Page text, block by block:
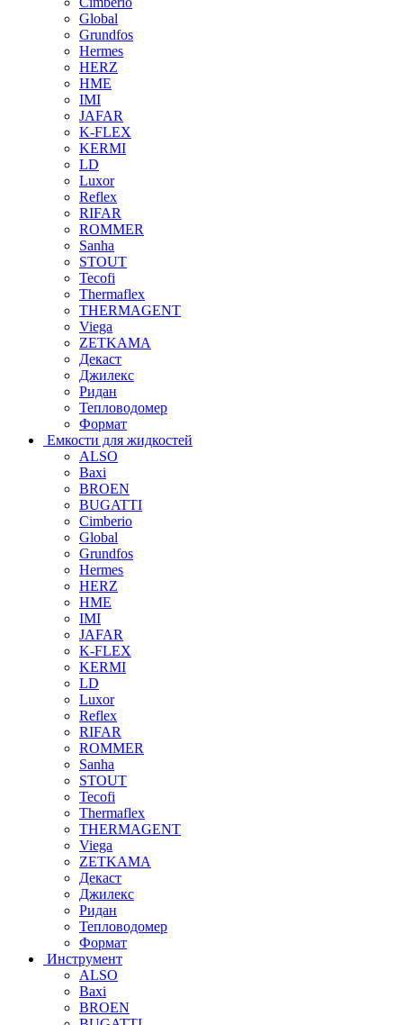
Global
Grundfos
Hermes
HERZ
HME
IMI
JAFAR
K-FLEX
KERMI
LD
Luxor
Reflex
RIFAR
ROMMER
Sanha
STOUT
Tecofi
Thermaflex
THERMAGENT
Viega
ZETKAMA
Декаст
Джилекс
Ридан
Тепловодомер
Формат
Емкости для жидкостей
ALSO
Baxi
BROEN
BUGATTI
Cimberio
Global
Grundfos
Hermes
HERZ
HME
IMI
JAFAR
K-FLEX
KERMI
LD
Luxor
Reflex
RIFAR
ROMMER
Sanha
STOUT
Tecofi
Thermaflex
THERMAGENT
Viega
ZETKAMA
Декаст
Джилекс
Ридан
Тепловодомер
Формат
Инструмент
ALSO
Baxi
BROEN